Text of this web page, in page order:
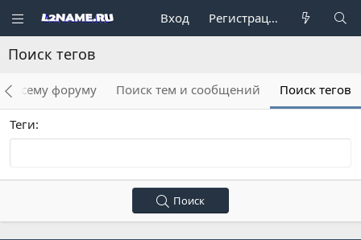
Вход Регистрация
Поиск тегов
всему форуму Поиск тем и сообщений Поиск тегов
Теги
Поиск